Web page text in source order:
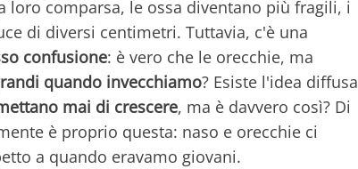
loro comparsa, le ossa diventano più fragili, i
di diversi centimetri. Tuttavia, c'è una
confusione: è vero che le orecchie, ma
quando invecchiamo? Esiste l'idea diffusa
mai di crescere, ma è davvero così? Di
è proprio questa: naso e orecchie ci
a quando eravamo giovani.